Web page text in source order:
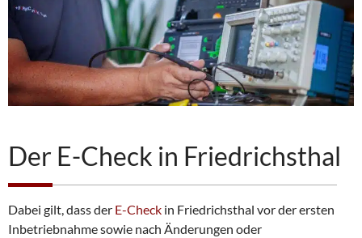
Der E-Check in Friedrichsthal
Dabei gilt, dass der E-Check in Friedrichsthal vor der ersten
Inbetriebnahme sowie nach Änderungen oder